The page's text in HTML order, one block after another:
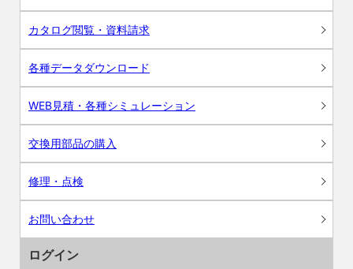
カタログ閲覧・資料請求
各種データダウンロード
WEB見積・各種シミュレーション
交換用部品の購入
修理・点検
お問い合わせ
ログイン